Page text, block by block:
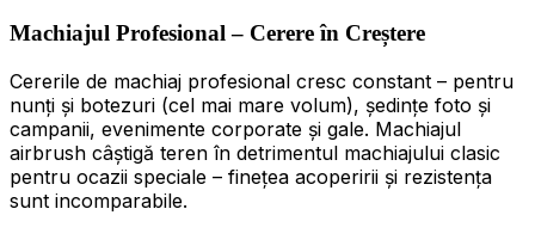
Machiajul Profesional – Cerere în Creștere
Cererile de machiaj profesional cresc constant – pentru
nunți și botezuri (cel mai mare volum), ședințe foto și
campanii, evenimente corporate și gale. Machiajul
airbrush câștigă teren în detrimentul machiajului clasic
pentru ocazii speciale – finețea acoperirii și rezistența
sunt incomparabile.